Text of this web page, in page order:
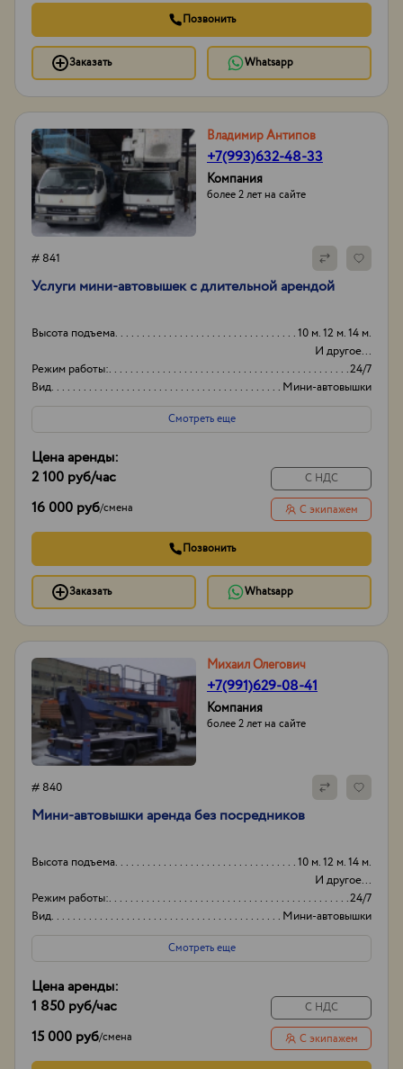
Позвонить
Заказать Whatsapp
Владимир Антипов
+7(993)632-48-33
Компания
более 2 лет на сайте
# 841
Услуги мини-автовышек с длительной арендой
Высота подъема
10 м. 12 м. 14 м.
И другое...
Режим работы:
24/7
Вид
Мини-автовышки
Высота вышки
16м
Смотреть еще
Цена аренды:
2 100 руб/час
16 000 руб/смена
С НДС
С экипажем
Позвонить
Заказать Whatsapp
Михаил Олегович
+7(991)629-08-41
Компания
более 2 лет на сайте
# 840
Мини-автовышки аренда без посредников
Высота подъема
10 м. 12 м. 14 м.
И другое...
Режим работы:
24/7
Вид
Мини-автовышки
Высота вышки
17м
Смотреть еще
Цена аренды:
1 850 руб/час
15 000 руб/смена
С НДС
С экипажем